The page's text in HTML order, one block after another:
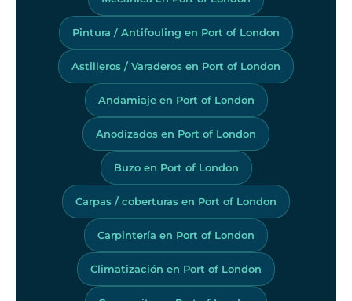
Pintura / Antifouling en Port of London
Astilleros / Varaderos en Port of London
Andamiaje en Port of London
Anodizados en Port of London
Buzo en Port of London
Carpas / coberturas en Port of London
Carpintería en Port of London
Climatización en Port of London